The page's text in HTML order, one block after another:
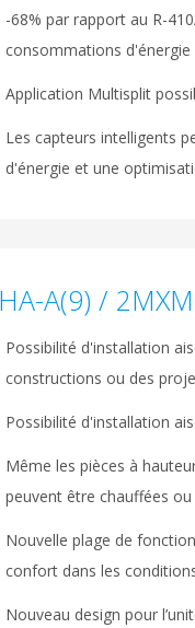
-68% par rapport au R-
consommations d'énergie
Application Multisplit
Les capteurs intelligents
d'énergie et une
A(9) /
Possibilité d'installation
constructions ou des
Possibilité d'installation
Même les pièces à
peuvent être chauffées
Nouvelle plage de
confort dans les
Nouveau design pour